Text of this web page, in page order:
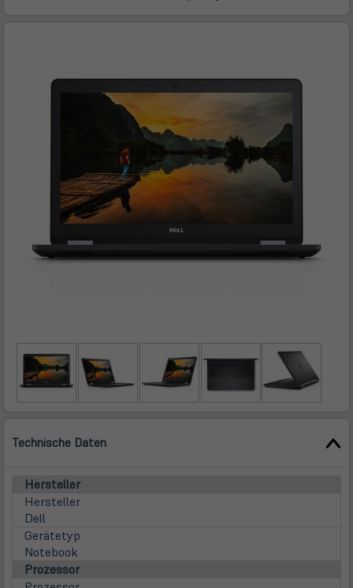
Technische Daten
Hersteller
Hersteller
Dell
Gerätetyp
Notebook
Prozessor